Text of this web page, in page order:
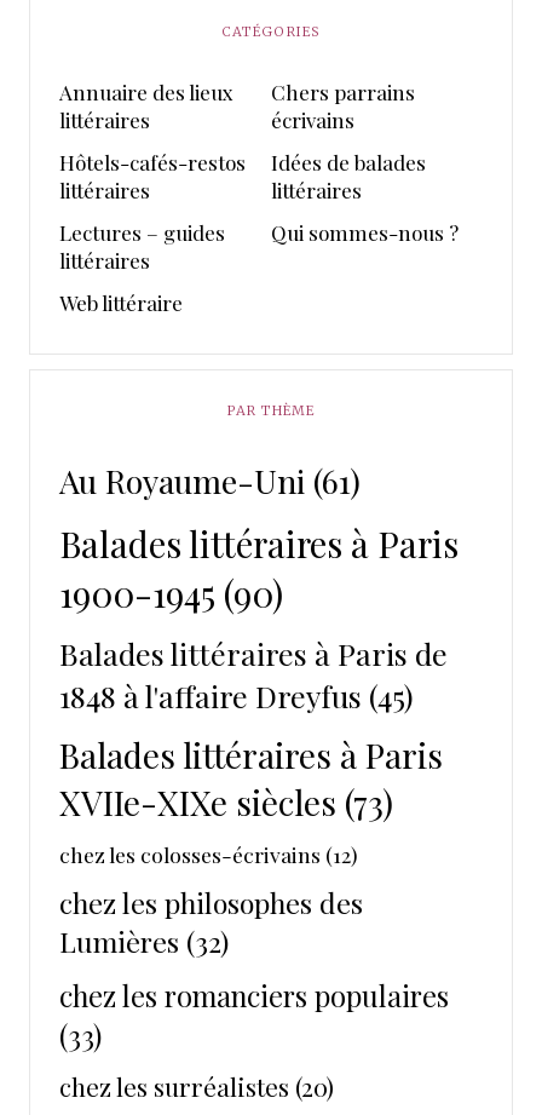
CATÉGORIES
Annuaire des lieux
littéraires
Chers parrains
écrivains
Hôtels-cafés-restos
littéraires
Idées de balades
littéraires
Lectures – guides
littéraires
Qui sommes-nous ?
Web littéraire
PAR THÈME
Au Royaume-Uni (61)
Balades littéraires à Paris
1900-1945 (90)
Balades littéraires à Paris de
1848 à l'affaire Dreyfus (45)
Balades littéraires à Paris
XVIIe-XIXe siècles (73)
chez les colosses-écrivains (12)
chez les philosophes des
Lumières (32)
chez les romanciers populaires
(33)
chez les surréalistes (20)